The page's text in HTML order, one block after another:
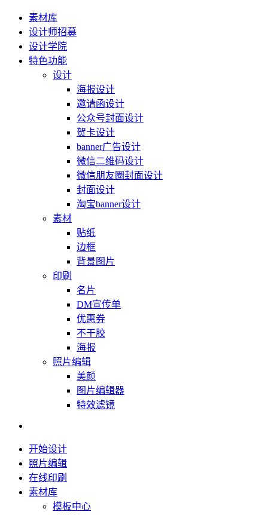
素材库
设计师招募
设计学院
特色功能
设计
海报设计
邀请函设计
公众号封面设计
贺卡设计
banner广告设计
微信二维码设计
微信朋友圈封面设计
封面设计
淘宝banner设计
素材
贴纸
边框
背景图片
印刷
名片
DM宣传单
优惠券
不干胶
海报
照片编辑
美颜
图片编辑器
特效滤镜
开始设计
照片编辑
在线印刷
素材库
模板中心